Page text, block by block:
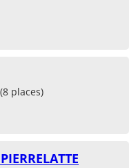
places)